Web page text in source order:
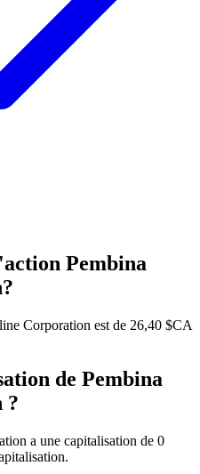
Pembina
Corporation est de 26,40 $CA
de Pembina
?
a une capitalisation de 0